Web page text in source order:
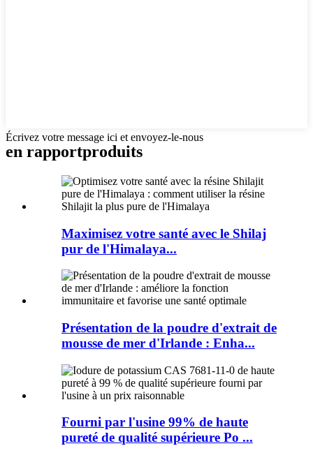
Écrivez votre message ici et envoyez-le-nous
en rapportproduits
Maximisez votre santé avec le Shilaj
pur de l'Himalaya...
Présentation de la poudre d'extrait de
mousse de mer d'Irlande : Enha...
Fourni par l'usine 99% de haute
pureté de qualité supérieure Po ...